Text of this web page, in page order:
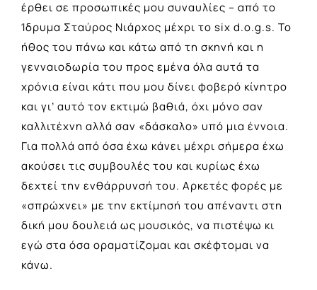
έρθει σε προσωπικές μου συναυλίες – από το
Ίδρυμα Σταύρος Νιάρχος μέχρι το six d.o.g.s. Το
ήθος του πάνω και κάτω από τη σκηνή και η
γενναιοδωρία του προς εμένα όλα αυτά τα
χρόνια είναι κάτι που μου δίνει φοβερό κίνητρο
και γι’ αυτό τον εκτιμώ βαθιά, όχι μόνο σαν
καλλιτέχνη αλλά σαν «δάσκαλο» υπό μια έννοια.
Για πολλά από όσα έχω κάνει μέχρι σήμερα έχω
ακούσει τις συμβουλές του και κυρίως έχω
δεχτεί την ενθάρρυνσή του. Αρκετές φορές με
«σπρώχνει» με την εκτίμησή του απέναντι στη
δική μου δουλειά ως μουσικός, να πιστέψω κι
εγώ στα όσα οραματίζομαι και σκέφτομαι να
κάνω.